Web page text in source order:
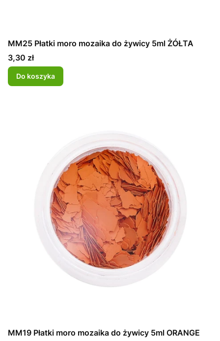
MM25 Płatki moro mozaika do żywicy 5ml ŻÓŁTA
Cena
3,30 zł
Do koszyka
MM19 Płatki moro mozaika do żywicy 5ml ORANGE